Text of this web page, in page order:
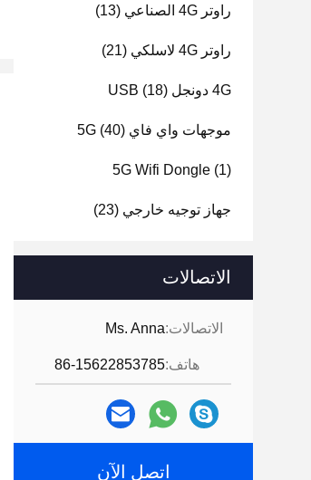
راوتر 4G الصناعي (13)
راوتر 4G لاسلكي (21)
4G دونجل USB (18)
موجهات واي فاي 5G (40)
5G Wifi Dongle (1)
جهاز توجيه خارجي (23)
الاتصالات
الاتصالات:Ms. Anna
هاتف:86-15622853785
اتصل الآن